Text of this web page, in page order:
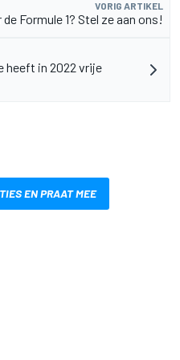
VORIG ARTIKEL
Formule 1? Stel ze aan ons!
heeft in 2022 vrije
EN PRAAT MEE